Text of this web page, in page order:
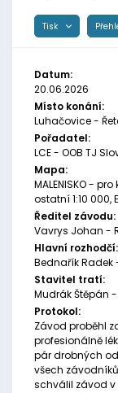
Tisk
Datum:
20.06.2026
Místo konání:
Luhačovice -
Pořadatel:
LCE - OOB TJ
Mapa:
MALENISKO -
ostatní 1:10 000,
Ředitel závodu:
Vavrys Johan -
Hlavní rozhodčí:
Bednařík Radek
Stavitel tratí:
Mudrák Štěpán -
Protokol:
Závod proběhl
profesionálně
pár drobných
všech
schválil závod v